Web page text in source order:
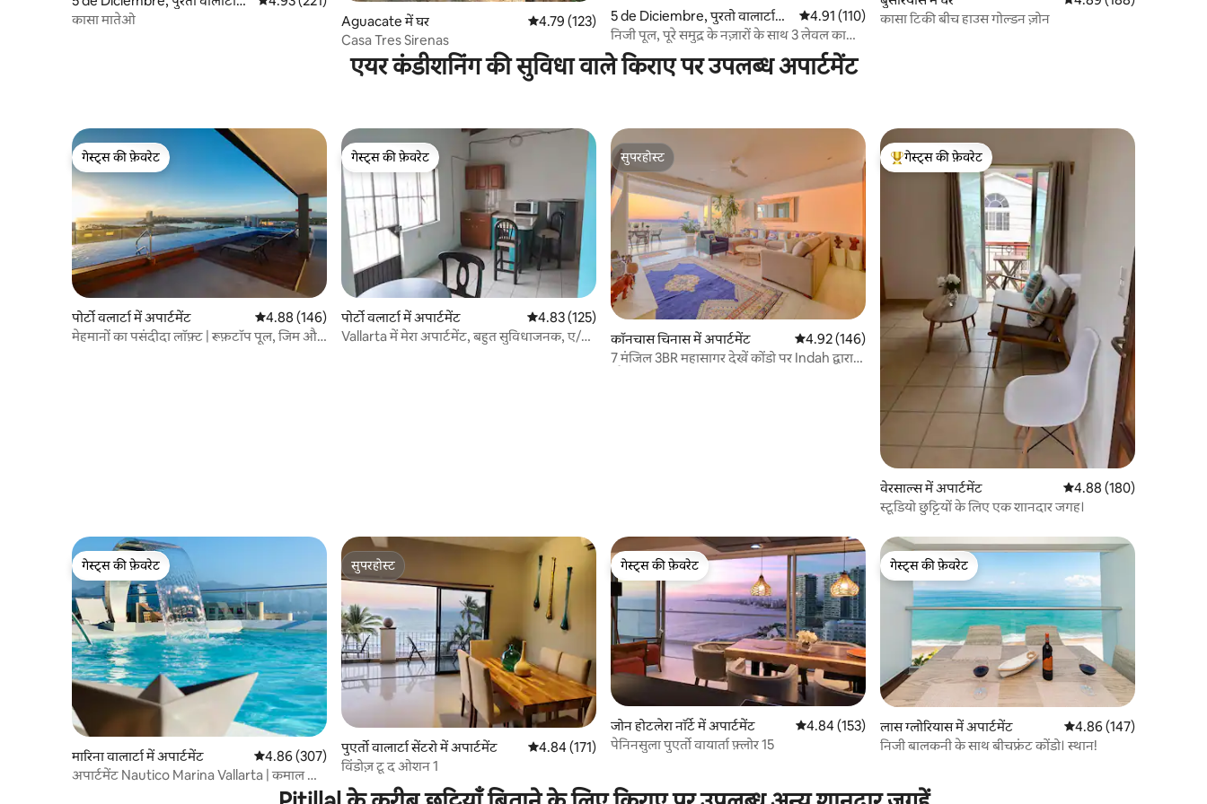
में घर
कासा मातेओ
Aguacate में घर औसत रेटिंग 5 में से 4.79, 123 समीक्षाएँ
4.79 (123)
Casa Tres Sirenas
5 de Diciembre, पुरतो वालार्टा
में घर
औसत रेटिंग 5 में से 4.91, 110 समीक्षाएँ
4.91 (110)
निजी पूल, पूरे समुद्र के नज़ारों के साथ 3 लेवल का
कॉन्डो!
कासा टिकी बीच हाउस गोल्डन ज़ोन
एयर कंडीशनिंग की सुविधा वाले किराए पर उपलब्ध अपार्टमेंट
गेस्ट्स की फ़ेवरेट
गेस्ट्स की फ़ेवरेट
पोर्टो वलार्टा में अपार्टमेंट औसत रेटिंग 5 में से 4.88, 146 समीक्षाएँ
4.88 (146)
मेहमानों का पसंदीदा लॉफ़्ट | रूफ़टॉप पूल, जिम और
गेस्ट्स की फ़ेवरेट
गेस्ट्स की फ़ेवरेट
पोर्टो वलार्टा में अपार्टमेंट औसत रेटिंग 5 में से 4.83, 125 समीक्षाएँ
4.83 (125)
Vallarta में मेरा अपार्टमेंट, बहुत सुविधाजनक, ए/सी
सुपरहोस्ट
सुपरहोस्ट
कॉनचास चिनास में अपार्टमेंट औसत रेटिंग 5 में से 4.92, 146 समीक्षाएँ
4.92 (146)
7 मंजिल 3BR महासागर देखें कोंडो पर Indah द्वारा
गेस्ट्स का टॉप फ़ेवरेट
गेस्ट्स की फ़ेवरेट
वेरसाल्स में अपार्टमेंट औसत रेटिंग 5 में से 4.88,
4.88 (180)
स्टूडियो छुट्टियों के लिए एक शानदार जगह।
गेस्ट्स की फ़ेवरेट
गेस्ट्स की फ़ेवरेट
मारिना वालार्टा में अपार्टमेंट औसत रेटिंग 5 में से 4.86, 307 समीक्षाएँ
4.86 (307)
अपार्टमेंट Nautico Marina Vallarta | कमाल का
सुपरहोस्ट
सुपरहोस्ट
पुएर्तो वालार्टा सेंटरो में अपार्टमेंट औसत रेटिंग 5 में से 4.84, 171 समीक्षाएँ
4.84 (171)
विंडोज़ टू द ओशन 1
गेस्ट्स की फ़ेवरेट
गेस्ट्स की फ़ेवरेट
जोन होटलेरा नॉर्टे में अपार्टमेंट औसत रेटिंग 5 में से 4.84, 153 समीक्षाएँ
4.84 (153)
पेनिनसुला पुएर्तो वायार्ता फ़्लोर 15
गेस्ट्स की फ़ेवरेट
गेस्ट्स की फ़ेवरेट
लास ग्लोरियास में अपार्टमेंट औसत रेटिंग 5 में से 4.86,
4.86 (147)
निजी बालकनी के साथ बीचफ्रंट कोंडो। स्थान!